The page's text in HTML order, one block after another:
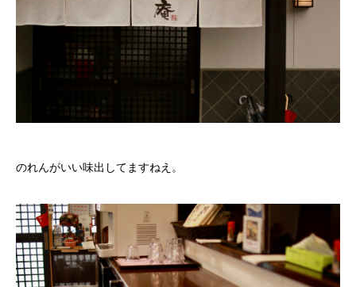
のれんがいい味出してますねえ。